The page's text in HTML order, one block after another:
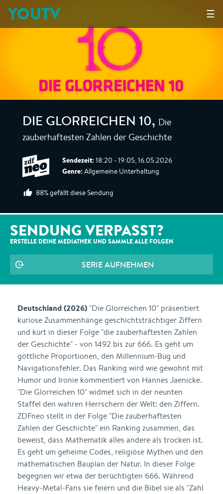
☰
YOUTV
DIE GLORREICHEN 10, Die
zauberhaftesten Zahlen der Geschichte
Sendezeit: 18:20 - 19:05, 16.05.2026
Genre: Allgemeine Unterhaltung
88% gefällt diese Sendung
SENDUNG VERPASST?
ERSTELLE DEINE MEDIATHEK UND SAMMLE ALLE FOLGEN
SERIE AUFNEHMEN
Deutschland (2026) "Die Glorreichen 10" präsentiert
kuriose Zusammenhänge geschichtsträchtiger Ziffern
und kürt in dieser Folge "die zauberhaftesten Zahlen
der Geschichte" - von 1492 bis zur 666. Es geht um
göttliche Proportionen, den Millennium-Bug und
Navigationsfehler. Das Ranking wird wie gewohnt mit
Humor und Ironie kommentiert von Hannes Jaenicke.
"Die Glorreichen 10" widmet sich in der neunten
Staffel den wahren Herrschern der Welt: den Ziffern.
ZDFneo stellt in der Folge "Die zauberhaftesten
Zahlen der Geschichte" ein Ranking zusammen, das
beweist, dass Mathematik alles andere als trocken ist.
Es geht um geheime Codes, religiöse Mythen und den
mathematischen Bauplan der Natur. In dieser Folge
begegnen wir etwa der berüchtigten 666. Während
Heavy-Metal-Fans sie feiern und die Bibel sie als "Zahl